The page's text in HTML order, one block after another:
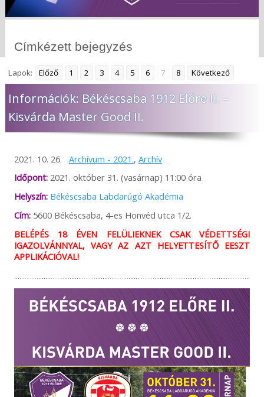
Címkézett bejegyzés
Lapok: Előző 1 2 3 4 5 6 7 8 Következő
Információk: Békéscsaba 1912 Előre II. –
Kisvárda Master Good II.
2021. 10. 26. Archívum - 2021., Archív
Időpont:2021. október 31. (vasárnap) 11:00 óra
Helyszín: Békéscsaba Labdarúgó Akadémia
Cím:5600 Békéscsaba, 4-es Honvéd utca 1/2.
BELÉPÉS 18 ÉVEN FELÜLIEKNEK CSAK VÉDETTSÉGI
IGAZOLVÁNNYAL, VAGY AZ AZT HELYETTESÍTŐ EESZT
APPLIKÁCIÓVAL!